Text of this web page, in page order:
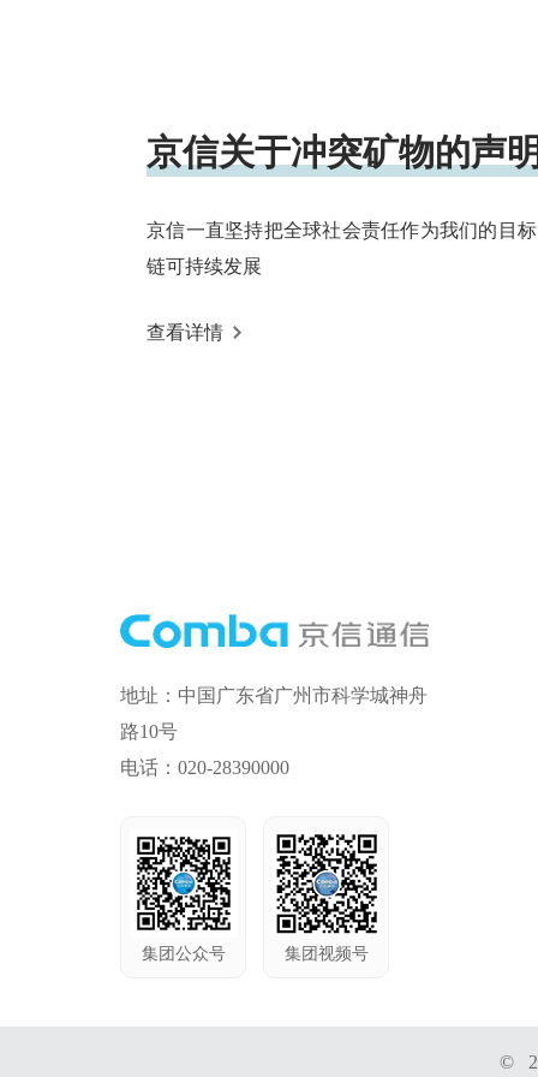
京信关于冲突矿物的声
京信一直坚持把全球社会责任作为我们的目
链可持续发展
查看详情
地址：中国广东省广州市科学城神舟
路10号
电话：020-28390000
集团公众号 集团视频号
©